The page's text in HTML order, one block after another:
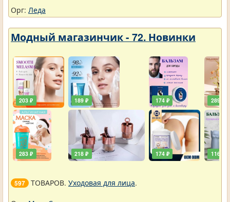
Орг: Леда
Модный магазинчик - 72. Новинки
203 ₽
283 ₽
189 ₽
218 ₽
174 ₽
174 ₽
289 ₽
116 ₽
597 ТОВАРОВ. Уходовая для лица.